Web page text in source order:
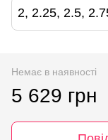
2, 2.25, 2.5,
Немає в наявності
5 629 грн